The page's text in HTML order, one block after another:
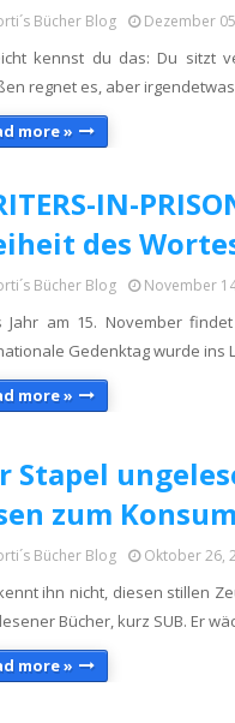
Bücher Blog Dezember
kennst du das: Du sitzt
regnet es, aber
more »
IN-
des
Bücher Blog November
Jahr am 15. November findet
Gedenktag wurde ins
more »
Stapel
zum
Bücher Blog Oktober 26,
ihn nicht, diesen stillen
Bücher, kurz SUB. Er
more »